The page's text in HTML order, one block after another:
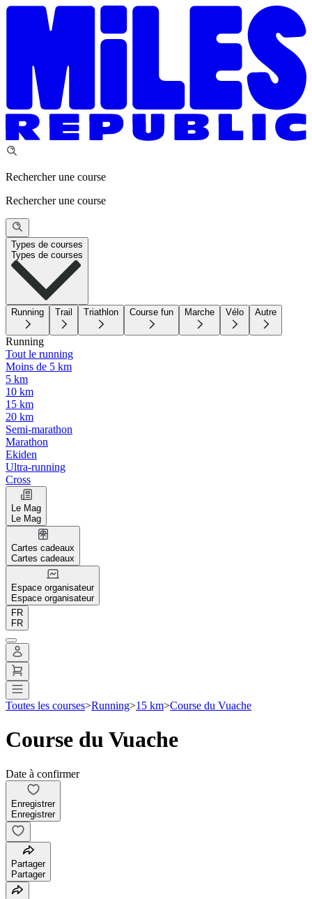
Rechercher une course
Rechercher une course
Types de courses
Types de courses
Running Trail Triathlon Course fun Marche Vélo Autre
Running
Tout le running
Moins de 5 km
5 km
10 km
15 km
20 km
Semi-marathon
Marathon
Ekiden
Ultra-running
Cross
Le Mag
Le Mag
Cartes cadeaux
Cartes cadeaux
Espace organisateur
Espace organisateur
FR
FR
Toutes les courses>Running>15 km>Course du Vuache
Course du Vuache
Date à confirmer
Enregistrer
Enregistrer
Partager
Partager